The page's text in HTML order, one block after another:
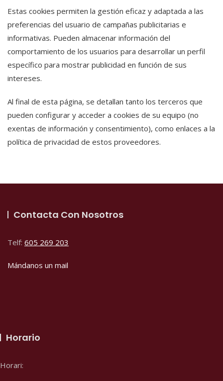
Estas cookies permiten la gestión eficaz y adaptada a las
preferencias del usuario de campañas publicitarias e
informativas. Pueden almacenar información del
comportamiento de los usuarios para desarrollar un perfil
específico para mostrar publicidad en función de sus
intereses.
Al final de esta página, se detallan tanto los terceros que
pueden configurar y acceder a cookies de su equipo (no
exentas de información y consentimiento), como enlaces a la
política de privacidad de estos proveedores.
Contacta Con Nosotros
Telf: 605 269 203
Mándanos un mail
Horario
Horari: